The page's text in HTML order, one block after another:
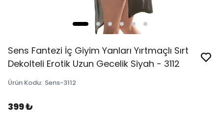
Sens Fantezi İç Giyim Yanları Yırtmaçlı Sırt
Dekolteli Erotik Uzun Gecelik Siyah - 3112
Ürün Kodu: Sens-3112
399 ₺